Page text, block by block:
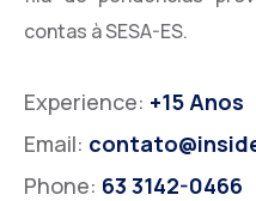
contas à SESA-ES.
Experience: +15 Anos
Email:
Phone: 63 3142-0466